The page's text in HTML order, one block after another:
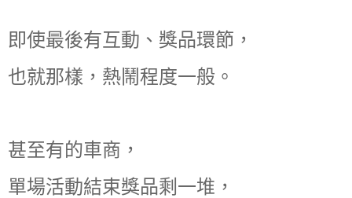
即使最後有互動、獎品環節，
也就那樣，熱鬧程度一般。
甚至有的車商，
單場活動結束獎品剩一堆，